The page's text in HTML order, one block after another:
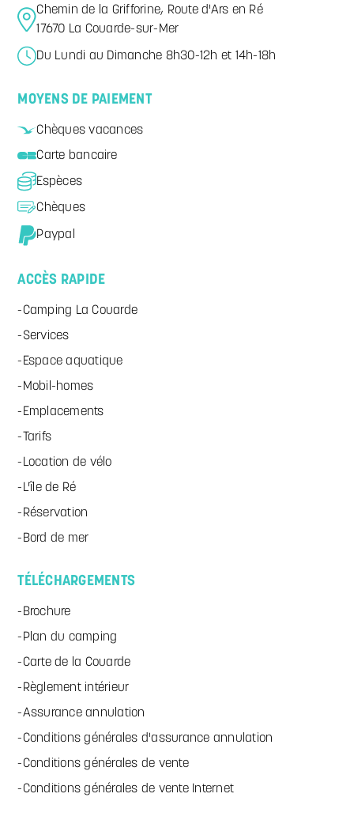
Chemin de la Grifforine, Route d'Ars en Ré
17670 La Couarde-sur-Mer
Du Lundi au Dimanche 8h30-12h et 14h-18h
MOYENS DE PAIEMENT
Chèques vacances
Carte bancaire
Espèces
Chèques
Paypal
ACCÈS RAPIDE
Camping La Couarde
Services
Espace aquatique
Mobil-homes
Emplacements
Tarifs
Location de vélo
L'île de Ré
Réservation
Bord de mer
TÉLÉCHARGEMENTS
Brochure
Plan du camping
Carte de la Couarde
Règlement intérieur
Assurance annulation
Conditions générales d'assurance annulation
Conditions générales de vente
Conditions générales de vente Internet